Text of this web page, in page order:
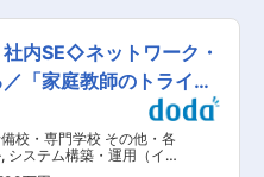
DX推進支援を
社員一丸と
幹部へ
を中心と
業系、社会
イバーセキ
、施策の企
トレーション
営まで幅広
したITインフ
システム部
携しながら
制の構築と
社内SE◇ネットワーク・
「家庭教師のトライ」
校・専門学校 その他・各
, システム構築・運用（イン
キュリティコンサルタン